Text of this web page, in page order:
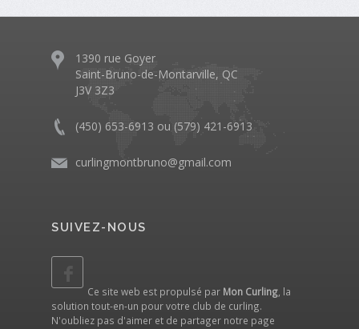
1390 rue Goyer
Saint-Bruno-de-Montarville, QC
J3V 3Z3
(450) 653-6913 ou (579) 421-6913
curlingmontbruno@gmail.com
SUIVEZ-NOUS
Ce site web est propulsé par Mon Curling , la
solution tout-en-un pour votre club de curling.
N'oubliez pas d'aimer et de partager notre page